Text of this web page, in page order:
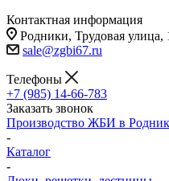
Контактная информация
Родники, Трудовая улица,
sale@zgbi67.ru
Телефоны
+7 (985) 14-66-783
Заказать звонок
Производство ЖБИ в
-
Каталог
-